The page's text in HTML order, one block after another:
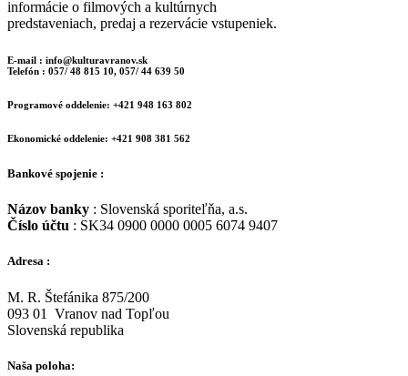
informácie o filmových a kultúrnych
predstaveniach, predaj a rezervácie vstupeniek.
E-mail : info@kulturavranov.sk
Telefón : 057/ 48 815 10, 057/ 44 639 50
Programové oddelenie: +421 948 163 802
Ekonomické oddelenie: +421 908 381 562
Bankové spojenie :
Názov banky : Slovenská sporiteľňa, a.s.
Číslo účtu : SK34 0900 0000 0005 6074 9407
Adresa :
M. R. Štefánika 875/200
093 01 Vranov nad Topľou
Slovenská republika
Naša poloha: